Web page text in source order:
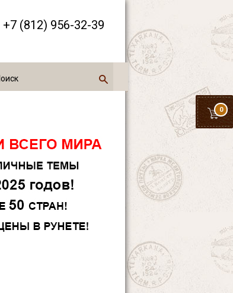
+7 (812) 956-32-39
0